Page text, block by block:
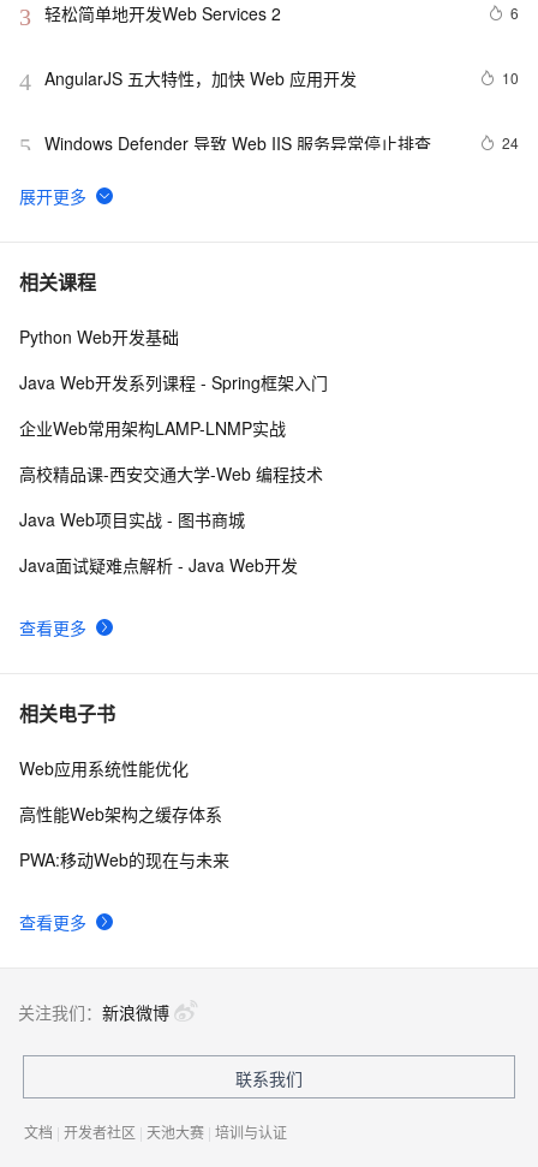
3 轻松简单地开发Web Services 2 6
4 AngularJS 五大特性，加快 Web 应用开发 10
5 Windows Defender 导致 Web IIS 服务异常停止排查 24
6
在Winform项目和Web API的.NetCore项目中使用
7 Axis2 Web Services 中使用session的配置及使用方法
8 DWR3访问WEB元素的两种方法
10Web乱码解决方法
相关课程
查看更多
Python Web开发基础
Java Web开发系列课程 - Spring框架入门
企业Web常用架构LAMP-LNMP实战
高校精品课-西安交通大学-Web 编程技术
Java Web项目实战 - 图书商城
Java面试疑难点解析 - Java Web开发
相关电子书
查看更多
Web应用系统性能优化
高性能Web架构之缓存体系
PWA:移动Web的现在与未来
关注我们： 新浪微博
联系我们
文档 | 开发者社区 | 天池大赛 | 培训与认证